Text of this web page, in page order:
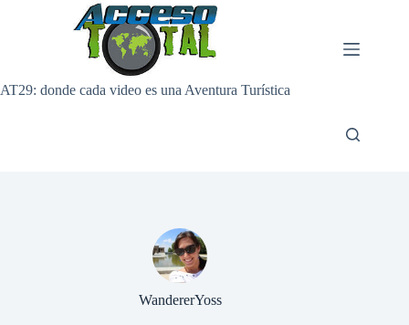
AT29: donde cada video es una Aventura Turística
WandererYoss